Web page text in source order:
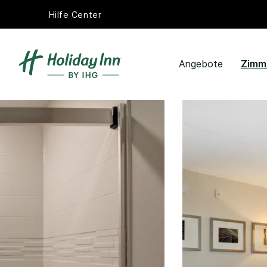
Hilfe Center
Angebote